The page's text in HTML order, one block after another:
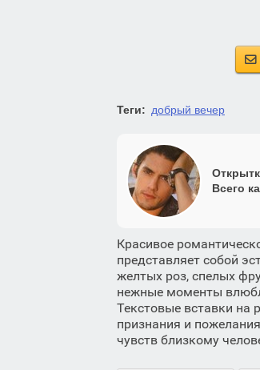

Теги: добрый вечер
Всего
Красивое
представляет собой
желтых роз, спелых
нежные моменты
Текстовые вставки на
признания и
чувств близкому